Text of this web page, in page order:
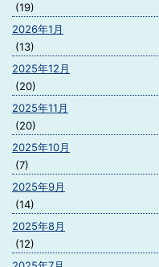
(19)
2026年1月
(13)
2025年12月
(20)
2025年11月
(20)
2025年10月
(7)
2025年9月
(14)
2025年8月
(12)